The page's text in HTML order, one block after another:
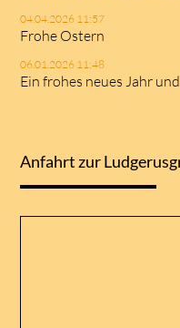
04.04.2026 11:57
Frohe Ostern
06.01.2026 11:48
Ein frohes neues Jahr
Anfahrt zur